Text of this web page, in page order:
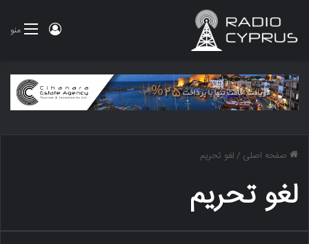
منو ورود
صفحه اصلی /لغو تحریم
لغو تحریم